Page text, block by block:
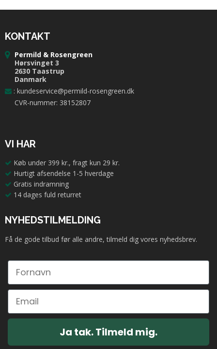
KONTAKT
Permild & Rosengreen
Hørsvinget 3
2630 Taastrup
Danmark
: kundeservice@permild-rosengreen.dk
CVR-nummer: 38152807
VI HAR
Køb under 399 kr., fragt kun 29 kr.
Hurtigt afsendelse 1-5 hverdage
Gratis indramning
14 dages fuld returret
NYHEDSTILMELDING
Få de gode tilbud før alle andre, tilmeld dig vores nyhedsbrev.
Ja tak. Tilmeld mig.